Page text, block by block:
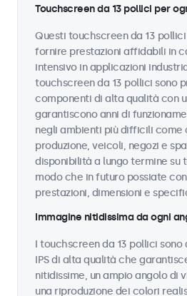
Touchscreen da 13 pollici per
Questi touchscreen da 13
fornire prestazioni affidabili in
intensivo in applicazioni
touchscreen da 13 pollici sono
componenti di alta qualità con
garantiscono anni di
negli ambienti più difficili come
produzione, veicoli, negozi e
disponibilità a lungo termine su
modo che in futuro possiate
prestazioni, dimensioni e
Immagine nitidissima da ogni
I touchscreen da 13 pollici sono
IPS di alta qualità che
nitidissime, un ampio angolo di
una riproduzione dei colori